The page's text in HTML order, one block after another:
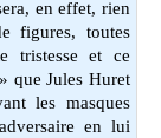
en effet, rien
figures, toutes
tristesse et ce
que Jules Huret
les masques
en lui